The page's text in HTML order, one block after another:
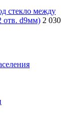
стекло между
отв. d9мм) 2 030